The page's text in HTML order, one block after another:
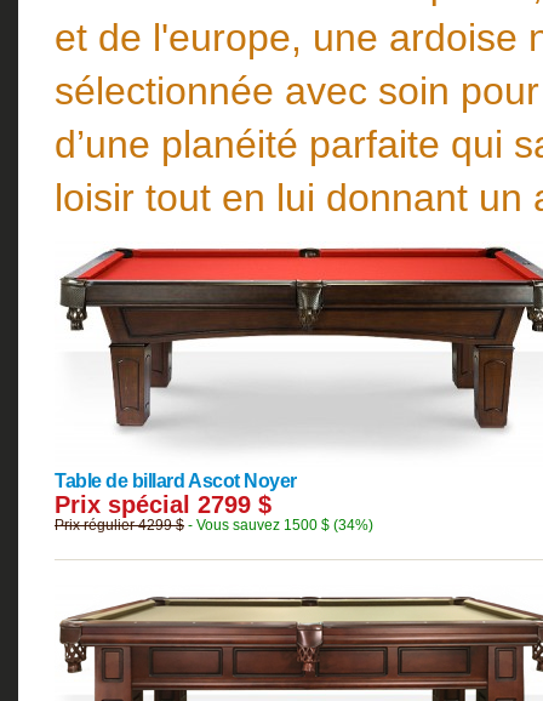
et de l'europe, une ardoise
sélectionnée avec soin
d’une planéité parfaite qui
loisir tout en lui donnant un
Table de billard Ascot Noyer
Prix spécial 2799 $
Prix régulier 4299 $ - Vous sauvez 1500 $ (34%)